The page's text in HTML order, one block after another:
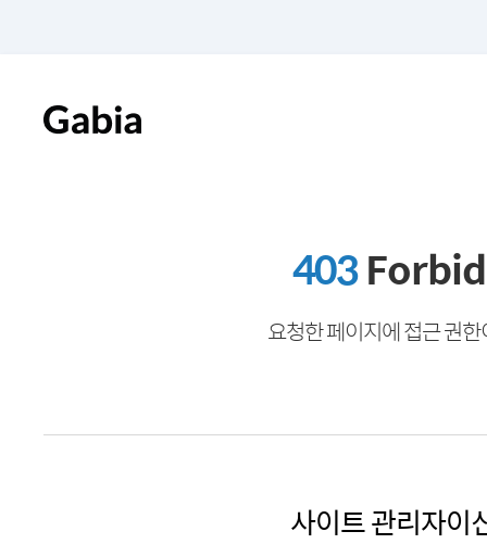
403
요청한 페이지에 접근 권
사이트 관리자이